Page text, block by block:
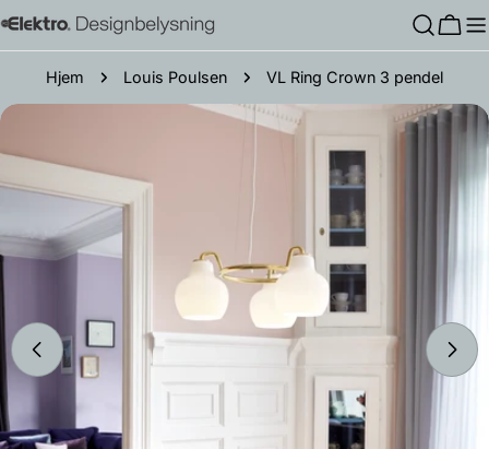
Hopp
innholdet
Hjem Louis Poulsen VL Ring Crown 3 pendel
Gå
produktinformasjon
media 0 i modal